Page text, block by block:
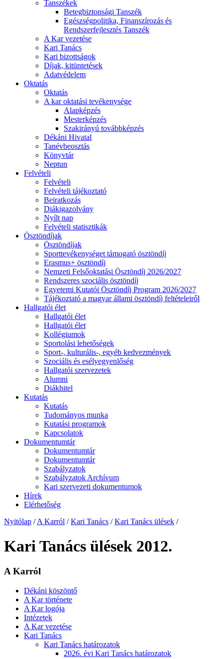
Tanszékek
Betegbiztonsági Tanszék
Egészségpolitika, Finanszírozás és
Rendszerfejlesztés Tanszék
A Kar vezetése
Kari Tanács
Kari bizottságok
Díjak, kitüntetések
Adatvédelem
Oktatás
Oktatás
A kar oktatási tevékenysége
Alapképzés
Mesterképzés
Szakirányú továbbképzés
Dékáni Hivatal
Tanévbeosztás
Könyvtár
Neptun
Felvételi
Felvételi
Felvételi tájékoztató
Beiratkozás
Diákigazolvány
Nyílt nap
Felvételi statisztikák
Ösztöndíjak
Ösztöndíjak
Sporttevékenységet támogató ösztöndíj
Erasmus+ ösztöndíj
Nemzeti Felsőoktatási Ösztöndíj 2026/2027
Rendszeres szociális ösztöndíj
Egyetemi Kutatói Ösztöndíj Program 2026/2027
Tájékoztató a magyar állami ösztöndíj feltételeiről
Hallgatói élet
Hallgatói élet
Hallgatói élet
Kollégiumok
Sportolási lehetőségek
Sport-, kulturális-, egyéb kedvezmények
Szociális és esélyegyenlőség
Hallgatói szervezetek
Alumni
Diákhitel
Kutatás
Kutatás
Tudományos munka
Kutatási programok
Kapcsolatok
Dokumentumtár
Dokumentumtár
Dokumentumtár
Szabályzatok
Szabályzatok Archívum
Kari szervezeti dokumentumok
Hírek
Elérhetőség
Nyitólap / A Karról / Kari Tanács / Kari Tanács ülések /
Kari Tanács ülések 2012.
A Karról
Dékáni köszöntő
A Kar története
A Kar logója
Intézetek
A Kar vezetése
Kari Tanács
Kari Tanács határozatok
2026. évi Kari Tanács határozatok